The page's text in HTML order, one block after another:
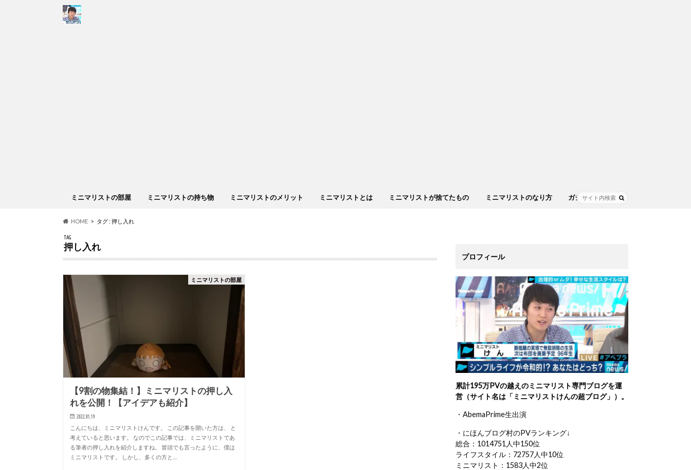
ミニマリストの部屋 ミニマリストの持ち物 ミニマリストのメリット ミニマリストとは ミニマリストが捨てたもの ミニマリストのなり方 ガジェット
HOME タグ : 押し入れ
TAG
押し入れ
ミニマリストの部屋
【9割の物集結！】ミニマリストの押し入
れを公開！【アイデアも紹介】
2022.01.19
こんにちは、ミニマリストけんです。 この記事を開いた方は、 と
考えていると思います。 なのでこの記事では、ミニマリストであ
る筆者の押し入れを紹介しますね。 冒頭でも言ったように、僕は
ミニマリストです。 しかし、多くの方と…
プロフィール
累計195万PVの越えのミニマリスト専門ブログを運
営（サイト名は「ミニマリストけんの超ブログ」）。
・AbemaPrime生出演
・にほんブログ村のPVランキング↓
総合：1014751人中150位
ライフスタイル：72757人中10位
ミニマリスト：1583人中2位